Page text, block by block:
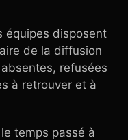
équipes disposent
de la diffusion
refusées
à retrouver et à
temps passé à